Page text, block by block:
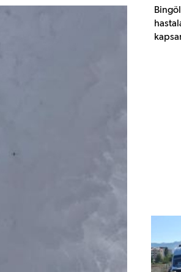
Takip